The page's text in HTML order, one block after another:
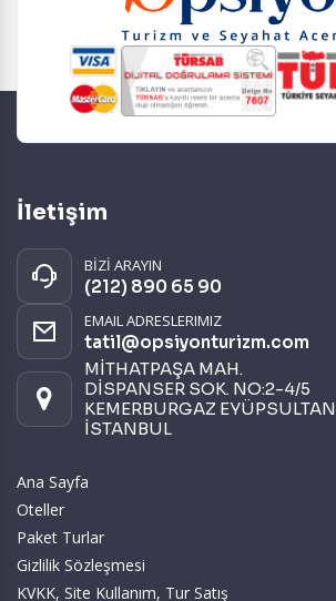
İletişim
BİZİ ARAYIN
(212) 890 65 90
EMAIL ADRESLERIMIZ
tatil@opsiyonturizm.com
MİTHATPAŞA MAH.
DİSPANSER SOK. NO:2-4/5
KEMERBURGAZ EYÜPSULTAN
İSTANBUL
Ana Sayfa
Oteller
Paket Turlar
Gizlilik Sözleşmesi
KVKK, Site Kullanım, Tur Satış